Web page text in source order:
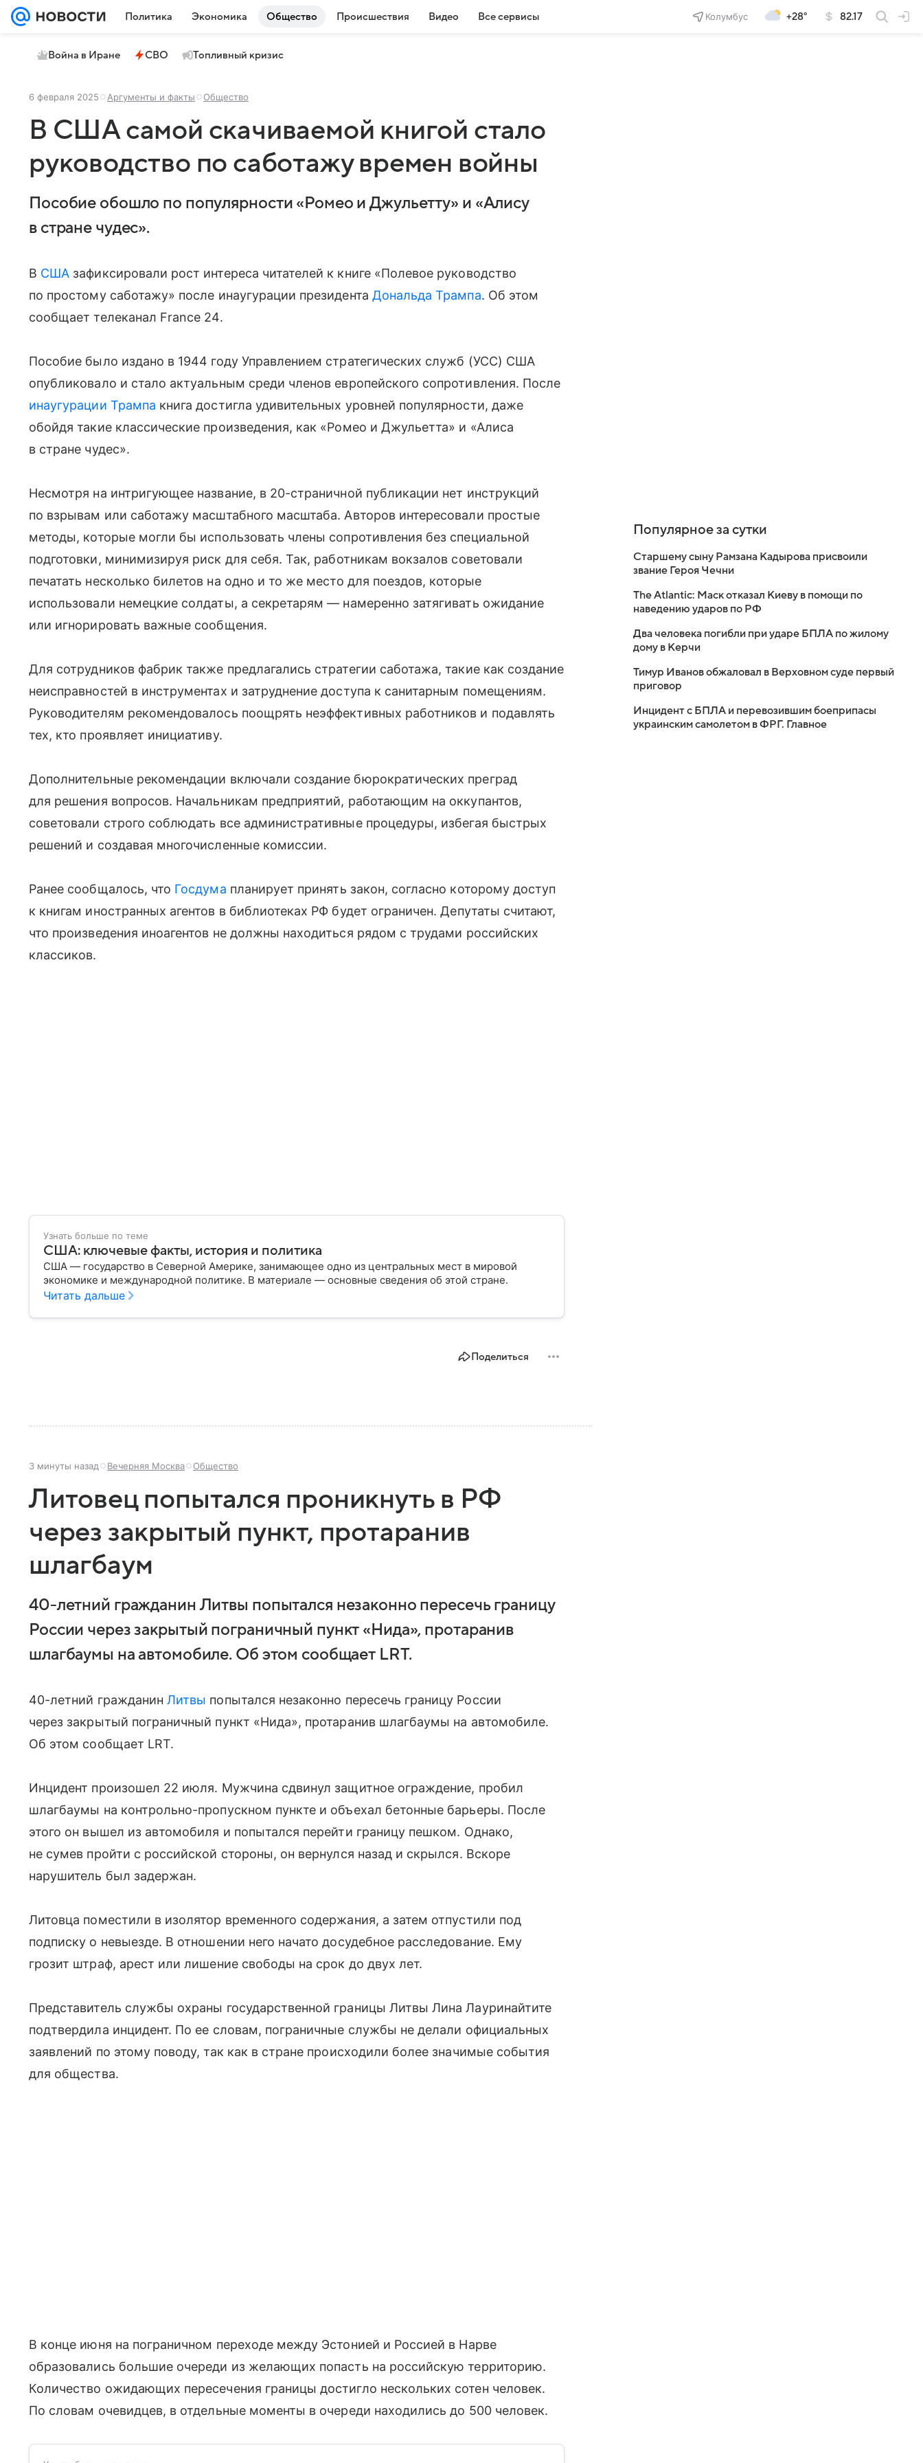
Политика Экономика Общество Происшествия Видео Все сервисы Колумбус +28° 82.17
Война в Иране СВО Топливный кризис
6 февраля 2025 Аргументы и факты Общество
В США самой скачиваемой книгой стало
руководство по саботажу времен войны
Пособие обошло по популярности «Ромео и Джульетту» и «Алису
в стране чудес».
В США зафиксировали рост интереса читателей к книге «Полевое руководство
по простому саботажу» после инаугурации президента Дональда Трампа. Об этом
сообщает телеканал France 24.
Пособие было издано в 1944 году Управлением стратегических служб (УСС) США
опубликовало и стало актуальным среди членов европейского сопротивления. После
инаугурации Трампа книга достигла удивительных уровней популярности, даже
обойдя такие классические произведения, как «Ромео и Джульетта» и «Алиса
в стране чудес».
Несмотря на интригующее название, в 20-страничной публикации нет инструкций
по взрывам или саботажу масштабного масштаба. Авторов интересовали простые
методы, которые могли бы использовать члены сопротивления без специальной
подготовки, минимизируя риск для себя. Так, работникам вокзалов советовали
печатать несколько билетов на одно и то же место для поездов, которые
использовали немецкие солдаты, а секретарям — намеренно затягивать ожидание
или игнорировать важные сообщения.
Для сотрудников фабрик также предлагались стратегии саботажа, такие как создание
неисправностей в инструментах и затруднение доступа к санитарным помещениям.
Руководителям рекомендовалось поощрять неэффективных работников и подавлять
тех, кто проявляет инициативу.
Дополнительные рекомендации включали создание бюрократических преград
для решения вопросов. Начальникам предприятий, работающим на оккупантов,
советовали строго соблюдать все административные процедуры, избегая быстрых
решений и создавая многочисленные комиссии.
Ранее сообщалось, что Госдума планирует принять закон, согласно которому доступ
к книгам иностранных агентов в библиотеках РФ будет ограничен. Депутаты считают,
что произведения иноагентов не должны находиться рядом с трудами российских
классиков.
Узнать больше по теме
США: ключевые факты, история и политика
США — государство в Северной Америке, занимающее одно из центральных мест в мировой
экономике и международной политике. В материале — основные сведения об этой стране.
Читать дальше
Поделиться
3 минуты назад Вечерняя Москва Общество
Литовец попытался проникнуть в РФ
через закрытый пункт, протаранив
шлагбаум
40-летний гражданин Литвы попытался незаконно пересечь границу
России через закрытый пограничный пункт «Нида», протаранив
шлагбаумы на автомобиле. Об этом сообщает LRT.
40-летний гражданинЛитвы попытался незаконно пересечь границу России
через закрытый пограничный пункт «Нида», протаранив шлагбаумы на автомобиле.
Об этом сообщает LRT.
Инцидент произошел 22 июля. Мужчина сдвинул защитное ограждение, пробил
шлагбаумы на контрольно-пропускном пункте и объехал бетонные барьеры. После
этого он вышел из автомобиля и попытался перейти границу пешком. Однако,
не сумев пройти с российской стороны, он вернулся назад и скрылся. Вскоре
нарушитель был задержан.
Литовца поместили в изолятор временного содержания, а затем отпустили под
подписку о невыезде. В отношении него начато досудебное расследование. Ему
грозит штраф, арест или лишение свободы на срок до двух лет.
Представитель службы охраны государственной границы Литвы Лина Лауринайтите
подтвердила инцидент. По ее словам, пограничные службы не делали официальных
заявлений по этому поводу, так как в стране происходили более значимые события
для общества.
В конце июня на пограничном переходе между Эстонией и Россией в Нарве
образовались большие очереди из желающих попасть на российскую территорию.
Количество ожидающих пересечения границы достигло нескольких сотен человек.
По словам очевидцев, в отдельные моменты в очереди находились до 500 человек.
Популярное за сутки
Старшему сыну Рамзана Кадырова присвоили
звание Героя Чечни
The Atlantic: Маск отказал Киеву в помощи по
наведению ударов по РФ
Два человека погибли при ударе БПЛА по жилому
дому в Керчи
Тимур Иванов обжаловал в Верховном суде первый
приговор
Инцидент с БПЛА и перевозившим боеприпасы
украинским самолетом в ФРГ. Главное